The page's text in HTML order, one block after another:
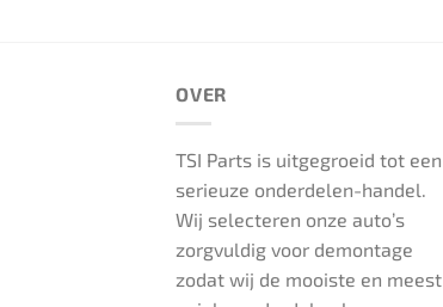
OVER
TSI Parts is uitgegroeid tot een
serieuze onderdelen-handel.
Wij selecteren onze auto’s
zorgvuldig voor demontage
zodat wij de mooiste en meest